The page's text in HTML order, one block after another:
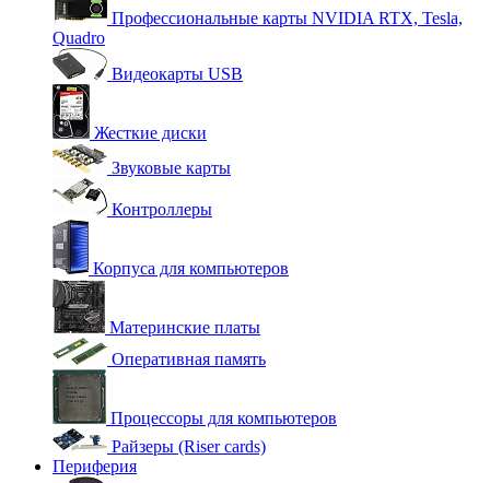
Профессиональные карты NVIDIA RTX, Tesla,
Quadro
Видеокарты USB
Жесткие диски
Звуковые карты
Контроллеры
Корпуса для компьютеров
Материнские платы
Оперативная память
Процессоры для компьютеров
Райзеры (Riser cards)
Периферия